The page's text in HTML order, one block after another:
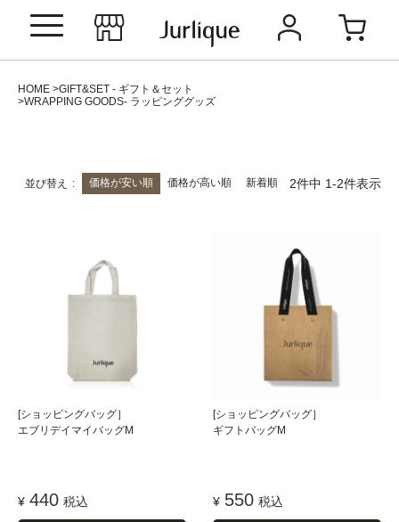
HOME
GIFT&SET - ギフト＆セット
WRAPPING GOODS- ラッピンググッズ
並び替え 価格が安い順 価格が高い順 新着順 2件中 1-2件表示
[ショッピングバッグ］
エブリデイマイバッグM
¥ 440 税込
[ショッピングバッグ］
ギフトバッグM
¥ 550 税込